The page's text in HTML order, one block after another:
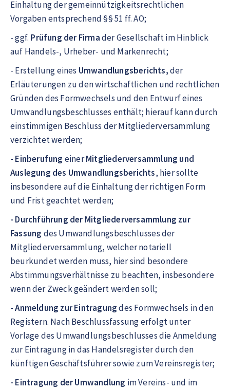
Einhaltung der gemeinnützigkeitsrechtlichen
Vorgaben entsprechend §§ 51 ff. AO;
- ggf. Prüfung der Firmader Gesellschaft im Hinblick
auf Handels-, Urheber- und Markenrecht;
- Erstellung eines Umwandlungsberichts,der
Erläuterungen zu den wirtschaftlichen und rechtlichen
Gründen des Formwechsels und den Entwurf eines
Umwandlungsbeschlusses enthält; hierauf kann durch
einstimmigen Beschluss der Mitgliederversammlung
verzichtet werden;
- Einberufung einerMitgliederversammlung und
Auslegung des Umwandlungsberichts, hier sollte
insbesondere auf die Einhaltung der richtigen Form
und Frist geachtet werden;
- Durchführung der Mitgliederversammlung zur
Fassung des Umwandlungsbeschlusses der
Mitgliederversammlung, welcher notariell
beurkundet werden muss, hier sind besondere
Abstimmungsverhältnisse zu beachten, insbesondere
wenn der Zweck geändert werden soll;
- Anmeldung zur Eintragungdes Formwechsels in den
Registern. Nach Beschlussfassung erfolgt unter
Vorlage des Umwandlungsbeschlusses die Anmeldung
zur Eintragung in das Handelsregister durch den
künftigen Geschäftsführer sowie zum Vereinsregister;
- Eintragung der Umwandlung im Vereins- und im